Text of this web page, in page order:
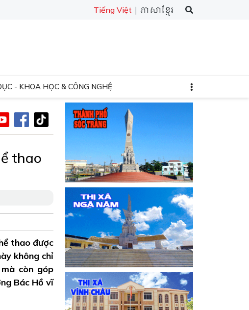
Tiếng Việt | ភាសាខ្មែរ
- KHOA HỌC & CÔNG NGHỆ
thao
thao được
không chỉ
còn góp
Bác Hồ vĩ